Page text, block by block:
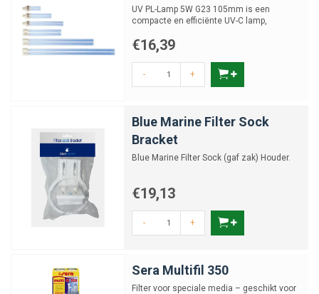
UV PL-Lamp 5W G23 105mm is een
compacte en efficiënte UV-C lamp,
€16,39
- +
Blue Marine Filter Sock
Bracket
Blue Marine Filter Sock (gaf zak) Houder.
€19,13
- +
Sera Multifil 350
Filter voor speciale media – geschikt voor